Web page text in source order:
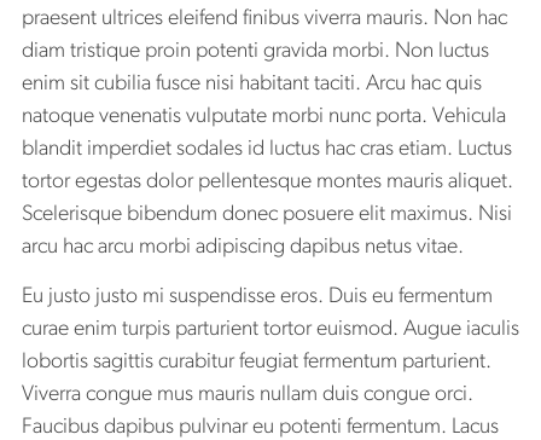
praesent ultrices eleifend finibus viverra mauris. Non hac
diam tristique proin potenti gravida morbi. Non luctus
enim sit cubilia fusce nisi habitant taciti. Arcu hac quis
natoque venenatis vulputate morbi nunc porta. Vehicula
blandit imperdiet sodales id luctus hac cras etiam. Luctus
tortor egestas dolor pellentesque montes mauris aliquet.
Scelerisque bibendum donec posuere elit maximus. Nisi
arcu hac arcu morbi adipiscing dapibus netus vitae.
Eu justo justo mi suspendisse eros. Duis eu fermentum
curae enim turpis parturient tortor euismod. Augue iaculis
lobortis sagittis curabitur feugiat fermentum parturient.
Viverra congue mus mauris nullam duis congue orci.
Faucibus dapibus pulvinar eu potenti fermentum. Lacus